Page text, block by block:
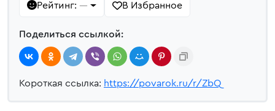
Рейтинг: — В Избранное
Поделиться ссылкой:
Короткая ссылка: https://povarok.ru/r/ZbQ